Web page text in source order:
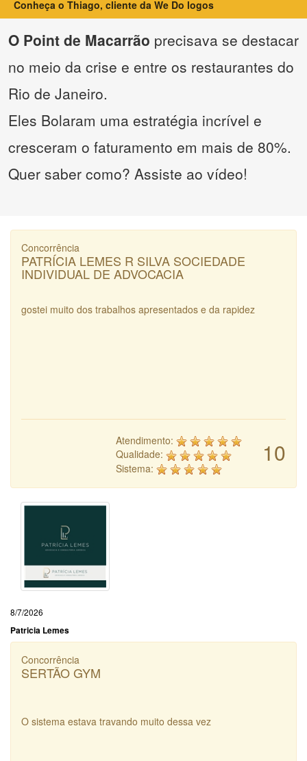
Conheça o Thiago, cliente da We Do logos
O Point de Macarrão precisava se destacar
no meio da crise e entre os restaurantes do
Rio de Janeiro.
Eles Bolaram uma estratégia incrível e
cresceram o faturamento em mais de 80%.
Quer saber como? Assiste ao vídeo!
Concorrência
PATRÍCIA LEMES R SILVA SOCIEDADE
INDIVIDUAL DE ADVOCACIA
gostei muito dos trabalhos apresentados e da rapidez
10
Atendimento:
Qualidade:
Sistema:
8/7/2026
Patricia Lemes
Concorrência
SERTÃO GYM
O sistema estava travando muito dessa vez